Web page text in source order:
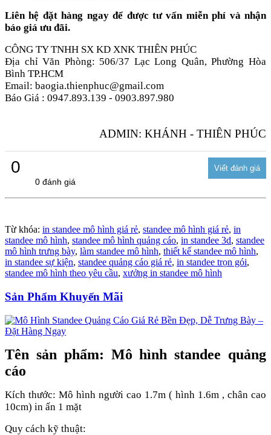
Liên hệ đặt hàng ngay để được tư vấn miễn phí và nhận
báo giá ưu đãi.
CÔNG TY TNHH SX KD XNK THIÊN PHÚC
Địa chỉ Văn Phòng: 506/37 Lạc Long Quân, Phường Hòa
Bình TP.HCM
Email: baogia.thienphuc@gmail.com
Báo Giá : 0947.893.139 - 0903.897.980
ADMIN: KHÁNH - THIÊN PHÚC
0
0 đánh giá
Từ khóa: in standee mô hình giá rẻ, standee mô hình giá rẻ, in
standee mô hình, standee mô hình quảng cáo, in standee 3d, standee
mô hình trưng bày, làm standee mô hình, thiết kế standee mô hình,
in standee sự kiện, standee quảng cáo giá rẻ, in standee trọn gói,
standee mô hình theo yêu cầu, xưởng in standee mô hình
Sản Phẩm Khuyến Mãi
Tên sản phẩm: Mô hình standee quảng
cáo
Kích thước: Mô hình người cao 1.7m ( hình 1.6m , chân cao
10cm) in ấn 1 mặt
Quy cách kỹ thuật: